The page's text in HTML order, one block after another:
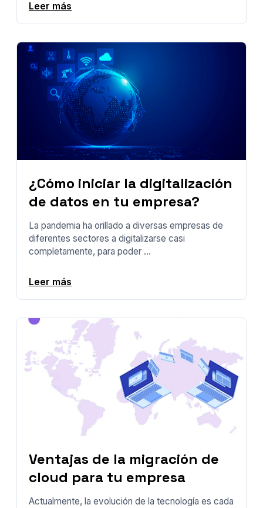
Leer más
¿Cómo iniciar la digitalización
de datos en tu empresa?
La pandemia ha orillado a diversas empresas de
diferentes sectores a digitalizarse casi
completamente, para poder ...
Leer más
Ventajas de la migración de
cloud para tu empresa
Actualmente, la evolución de la tecnología es cada